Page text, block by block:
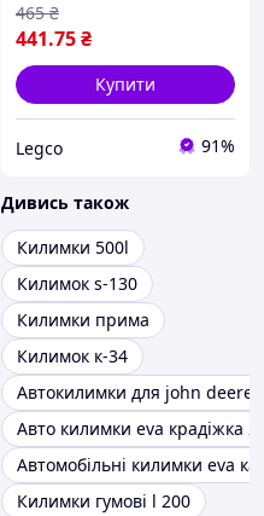
441.75₴
465 ₴
Купити
Legco 91%
Дивись також
Килимки 500l
Килимок s-130
Килимки прима
Килимок к-34
Автокилимки для john deere
Авто килимки eva крадіжка
Автомобільні килимки eva
Килимки гумові l 200